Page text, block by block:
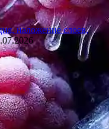
наложение слоев,